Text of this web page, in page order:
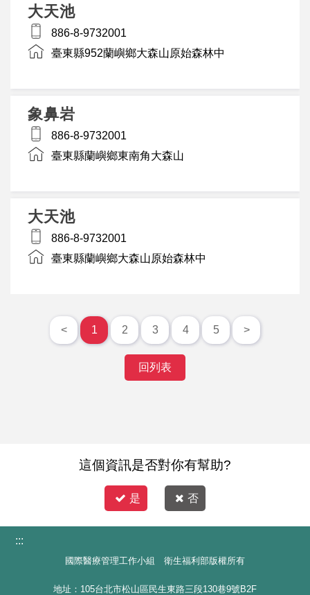
大天池
886-8-9732001
臺東縣952蘭嶼鄉大森山原始森林中
象鼻岩
886-8-9732001
臺東縣蘭嶼鄉東南角大森山
大天池
886-8-9732001
臺東縣蘭嶼鄉大森山原始森林中
< 1 2 3 4 5 >
回列表
這個資訊是否對你有幫助?
是 否
:::
國際醫療管理工作小組 衛生福利部版權所有
地址：105台北市松山區民生東路三段130巷9號B2F